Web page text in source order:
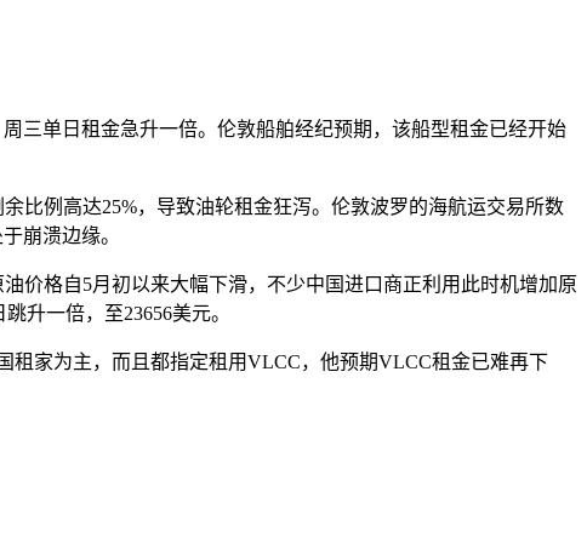
三单日租金急升一倍。伦敦船舶经纪预期，该船型租金已经开始
比例高达25%，导致油轮租金狂泻。伦敦波罗的海航运交易所数
崩溃边缘。
价格自5月初以来大幅下滑，不少中国进口商正利用此时机增加原
升一倍，至23656美元。
租家为主，而且都指定租用VLCC，他预期VLCC租金已难再下